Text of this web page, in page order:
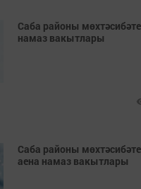
Саба районы
намаз вакытлары
Саба районы
аена намаз вакытлары